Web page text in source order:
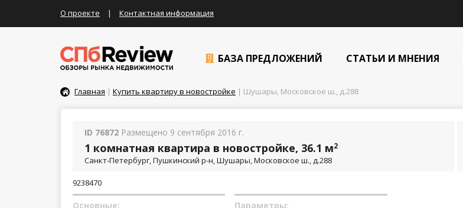
О проекте | Контактная информация
БАЗА ПРЕДЛОЖЕНИЙ СТАТЬИ И МНЕНИЯ
Главная | Купить квартиру в новостройке | Шушары, Московское ш., д.288
ID 76872 Размещено 9 сентября 2016 г.
1 комнатная квартира в новостройке, 36.1 м2
Санкт-Петербург, Пушкинский р-н, Шушары, Московское ш., д.288
9238470
Основные: Параметры: